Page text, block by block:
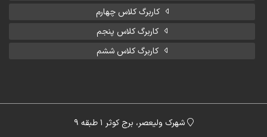
کاربرگ کلاس چهارم
کاربرگ کلاس پنجم
کاربرگ کلاس ششم
شهرک ولیعصر، برج کوثر 1 طبقه 9